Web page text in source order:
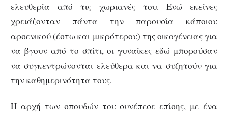
ελευθερία από τις χωριανές του. Ενώ εκείνες
χρειάζονταν πάντα την παρουσία κάποιου
αρσενικού (έστω και μικρότερου) της οικογένειας για
να βγουν από το σπίτι, οι γυναίκες εδώ μπορούσαν
να συγκεντρώνονται ελεύθερα και να συζητούν για
την καθημερινότητα τους.
Η αρχή των σπουδών του συνέπεσε επίσης, με ένα